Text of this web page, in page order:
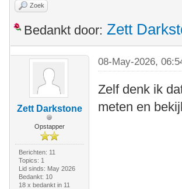
Zoek
Bedankt door: Zett
Zett Darkstone
Opstapper
Berichten: 11
Topics: 1
Lid sinds: May 2026
Bedankt: 10
18 x bedankt in 11
08-May-2026,
Zelf denk ik
meten en